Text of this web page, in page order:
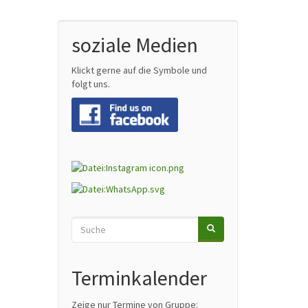
soziale Medien
Klickt gerne auf die Symbole und
folgt uns.
Search
SUCHE
Terminkalender
Zeige nur Termine von Gruppe: